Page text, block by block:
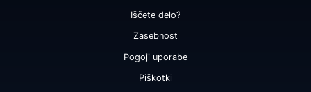
Iščete delo?
Zasebnost
Pogoji uporabe
Piškotki